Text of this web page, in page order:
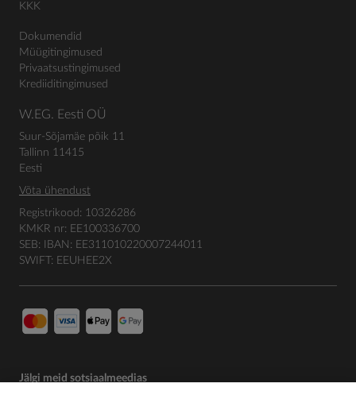
KKK
Dokumendid
Müügitingimused
Privaatsustingimused
Krediiditingimused
W.EG. Eesti OÜ
Suur-Sõjamäe põik 11
Tallinn 11415
Eesti
Võta ühendust
Registrikood: 10326286
KMKR nr: EE100336700
SEB: IBAN: EE311010220007244011
SWIFT: EEUHEE2X
Jälgi meid sotsiaalmeedias